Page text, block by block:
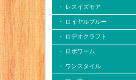
・ レスイズモア
・ ロイヤルブルー
・ ロデオクラフト
・ ロボワーム
・ ワンスタイル